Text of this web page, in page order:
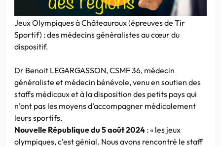
Jeux Olympiques à Châteauroux (épreuves de Tir
Sportif) : des médecins généralistes au cœur du
dispositif.
Dr Benoit LEGARGASSON, CSMF 36, médecin
généraliste et médecin bénévole, venu en soutien des
staffs médicaux et à la disposition des petits pays qui
n’ont pas les moyens d’accompagner médicalement
leurs sportifs.
Nouvelle République du 5 août 2024 : « les jeux
olympiques, c’est génial. Nous avons rencontré le staff